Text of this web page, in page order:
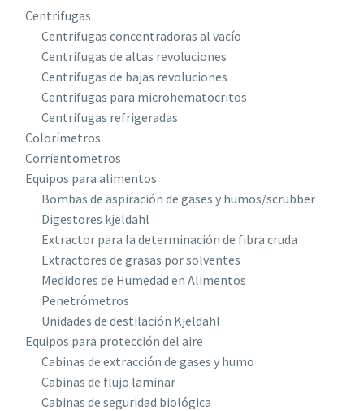
Centrifugas
Centrifugas concentradoras al vacío
Centrifugas de altas revoluciones
Centrifugas de bajas revoluciones
Centrifugas para microhematocritos
Centrifugas refrigeradas
Colorímetros
Corrientometros
Equipos para alimentos
Bombas de aspiración de gases y humos/scrubber
Digestores kjeldahl
Extractor para la determinación de fibra cruda
Extractores de grasas por solventes
Medidores de Humedad en Alimentos
Penetrómetros
Unidades de destilación Kjeldahl
Equipos para protección del aire
Cabinas de extracción de gases y humo
Cabinas de flujo laminar
Cabinas de seguridad biológica